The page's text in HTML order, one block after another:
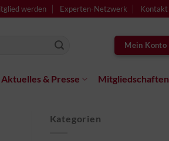
werden Experten-Netzwerk Kontakt
Mein Konto
Aktuelles & Presse Mitgliedschaften
Kategorien